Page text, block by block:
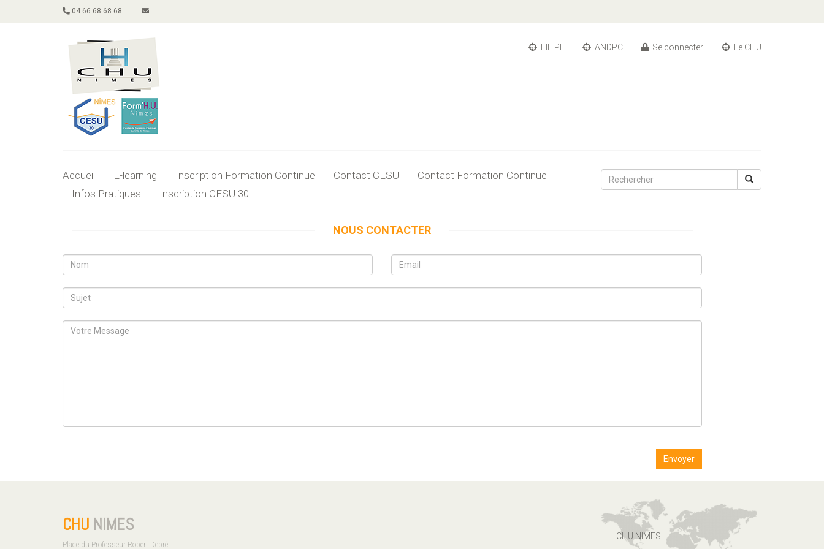
04.66.68.68.68
FIF PL ANDPC Se connecter Le CHU
Accueil E-learning Inscription Formation Continue Contact CESU
Contact Formation Continue
Infos Pratiques
Inscription CESU 30
NOUS CONTACTER
CHU NIMES
Place du Professeur Robert Debré
CHU NIMES